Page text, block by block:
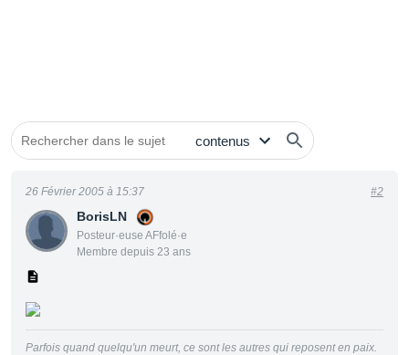
BorisLN
Posteur·euse AFfolé·e
Membre depuis 23 ans
26 Février 2005 à 15:37 #2
Parfois quand quelqu'un meurt, ce sont les autres qui reposent en paix.